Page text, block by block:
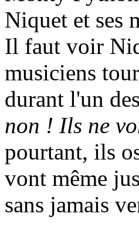
Niquet et ses
Il faut voir
musiciens
durant l'un
non ! Ils ne
pourtant, ils
vont même
sans jamais